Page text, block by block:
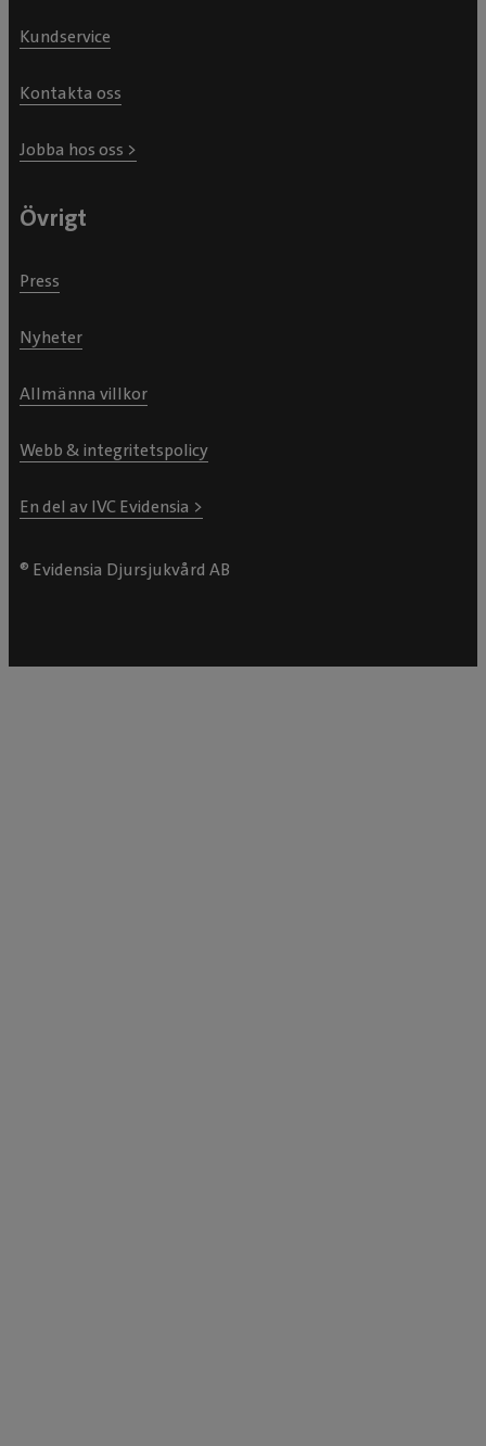
Kundservice
Kontakta oss
Jobba hos oss >
Övrigt
Press
Nyheter
Allmänna villkor
Webb & integritetspolicy
En del av IVC Evidensia >
® Evidensia Djursjukvård AB